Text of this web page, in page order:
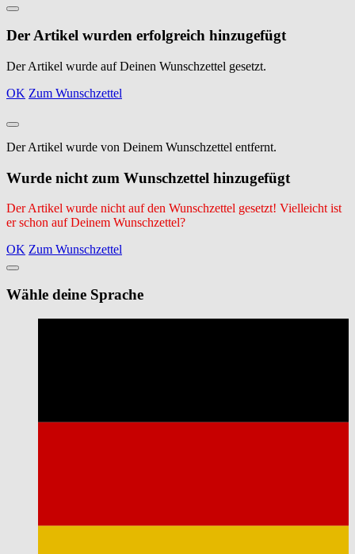
Der Artikel wurden erfolgreich hinzugefügt
Der Artikel wurde auf Deinen Wunschzettel gesetzt.
OK Zum Wunschzettel
Der Artikel wurde von Deinem Wunschzettel entfernt.
Wurde nicht zum Wunschzettel hinzugefügt
Der Artikel wurde nicht auf den Wunschzettel gesetzt! Vielleicht ist
er schon auf Deinem Wunschzettel?
OK Zum Wunschzettel
Wähle deine Sprache